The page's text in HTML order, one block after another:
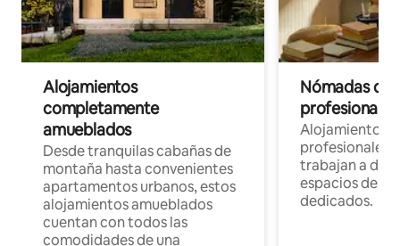
Alojamientos
completamente
amueblados
Desde tranquilas cabañas de
montaña hasta convenientes
apartamentos urbanos, estos
alojamientos amueblados
cuentan con todos las
comodidades de una
Nómadas
Alojamientos
profesionales
trabajan a
espacios de
dedicados.